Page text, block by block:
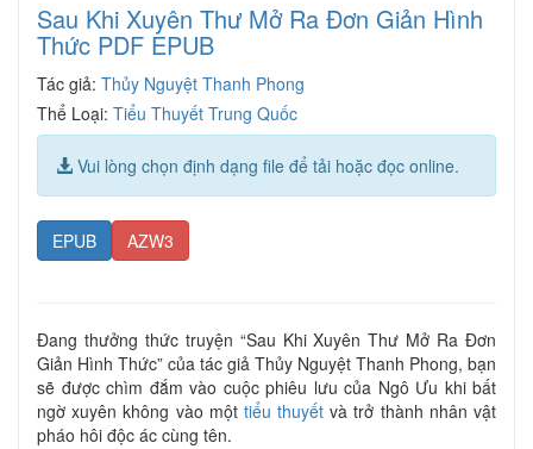
Sau Khi Xuyên Thư Mở Ra Đơn Giản Hình
Thức PDF EPUB
Tác giả: Thủy Nguyệt Thanh Phong
Thể Loại: Tiểu Thuyết Trung Quốc
Vui lòng chọn định dạng file để tải hoặc đọc online.
EPUB AZW3
Đang thưởng thức truyện “Sau Khi Xuyên Thư Mở Ra Đơn
Giản Hình Thức” của tác giả Thủy Nguyệt Thanh Phong, bạn
sẽ được chìm đắm vào cuộc phiêu lưu của Ngô Ưu khi bất
ngờ xuyên không vào một tiểu thuyết và trở thành nhân vật
pháo hôi độc ác cùng tên.